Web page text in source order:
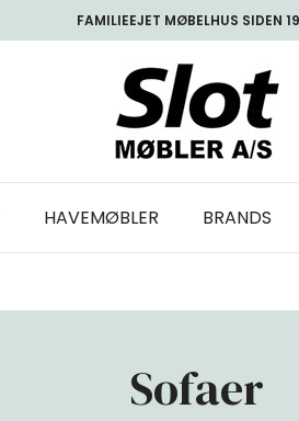
FAMILIEEJET MØBELHUS SIDEN
HAVEMØBLER BRANDS
Sofaer